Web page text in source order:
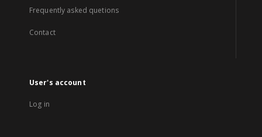
Frequently asked quetions
Contact
User's account
Log in